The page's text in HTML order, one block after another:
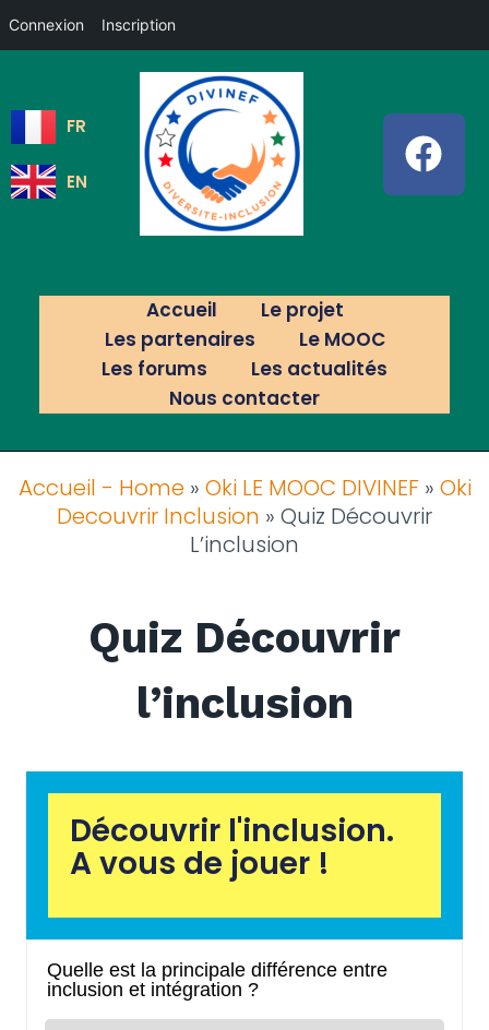
Connexion Inscription
FR
EN
Accueil
Le projet
Les partenaires
Le MOOC
Les forums
Les actualités
Nous contacter
Accueil - Home» Oki LE MOOC DIVINEF» Oki
Decouvrir Inclusion » Quiz Découvrir
L’inclusion
Quiz Découvrir
l’inclusion
Découvrir l'inclusion.
A vous de jouer !